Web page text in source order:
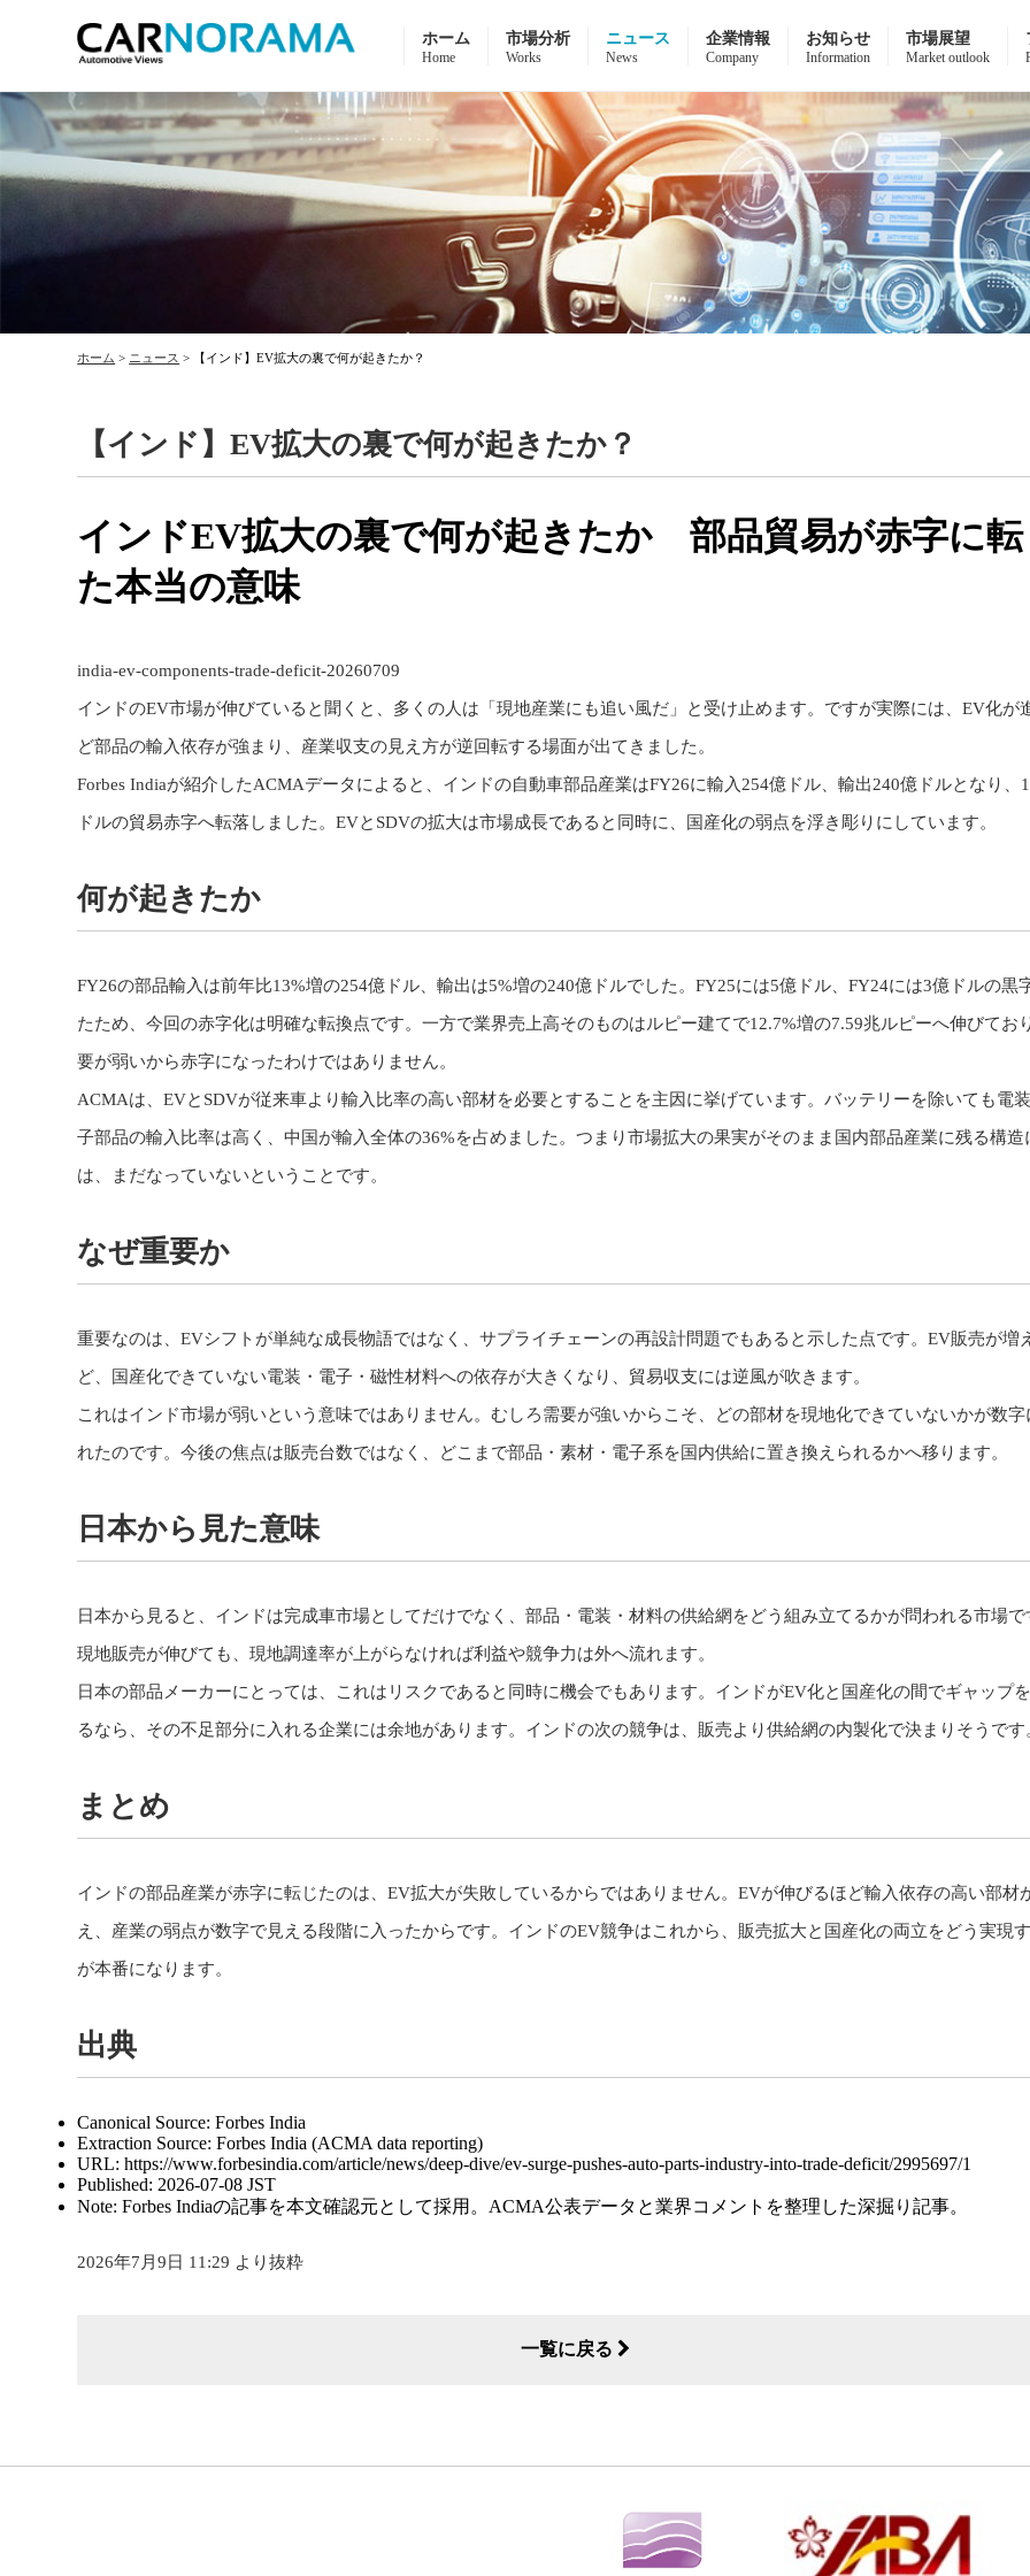
ホーム
Home
市場分析
Works
ニュース
News
企業情報
Company
お知らせ
Information
市場展望
Market outlook
ホーム > ニュース > 【インド】EV拡大の裏で何が起きたか？
【インド】EV拡大の裏で何が起きたか？
インドEV拡大の裏で何が起きたか 部品貿易が赤字に転
た本当の意味
india-ev-components-trade-deficit-20260709
インドのEV市場が伸びていると聞くと、多くの人は「現地産業にも追い風だ」と受け止めます。ですが実際には、EV化が
ど部品の輸入依存が強まり、産業収支の見え方が逆回転する場面が出てきました。
Forbes Indiaが紹介したACMAデータによると、インドの自動車部品産業はFY26に輸入254億ドル、輸出240億ドルとなり、
ドルの貿易赤字へ転落しました。EVとSDVの拡大は市場成長であると同時に、国産化の弱点を浮き彫りにしています。
何が起きたか
FY26の部品輸入は前年比13%増の254億ドル、輸出は5%増の240億ドルでした。FY25には5億ドル、FY24には3億ドルの黒
たため、今回の赤字化は明確な転換点です。一方で業界売上高そのものはルピー建てで12.7%増の7.59兆ルピーへ伸びてお
要が弱いから赤字になったわけではありません。
ACMAは、EVとSDVが従来車より輸入比率の高い部材を必要とすることを主因に挙げています。バッテリーを除いても電
子部品の輸入比率は高く、中国が輸入全体の36%を占めました。つまり市場拡大の果実がそのまま国内部品産業に残る構造
は、まだなっていないということです。
なぜ重要か
重要なのは、EVシフトが単純な成長物語ではなく、サプライチェーンの再設計問題でもあると示した点です。EV販売が増
ど、国産化できていない電装・電子・磁性材料への依存が大きくなり、貿易収支には逆風が吹きます。
これはインド市場が弱いという意味ではありません。むしろ需要が強いからこそ、どの部材を現地化できていないかが数字
れたのです。今後の焦点は販売台数ではなく、どこまで部品・素材・電子系を国内供給に置き換えられるかへ移ります。
日本から見た意味
日本から見ると、インドは完成車市場としてだけでなく、部品・電装・材料の供給網をどう組み立てるかが問われる市場で
現地販売が伸びても、現地調達率が上がらなければ利益や競争力は外へ流れます。
日本の部品メーカーにとっては、これはリスクであると同時に機会でもあります。インドがEV化と国産化の間でギャップを
るなら、その不足部分に入れる企業には余地があります。インドの次の競争は、販売より供給網の内製化で決まりそうです
まとめ
インドの部品産業が赤字に転じたのは、EV拡大が失敗しているからではありません。EVが伸びるほど輸入依存の高い部材
え、産業の弱点が数字で見える段階に入ったからです。インドのEV競争はこれから、販売拡大と国産化の両立をどう実現
が本番になります。
出典
Canonical Source: Forbes India
Extraction Source: Forbes India (ACMA data reporting)
URL: https://www.forbesindia.com/article/news/deep-dive/ev-surge-pushes-auto-parts-industry-into-trade-deficit/2995697/1
Published: 2026-07-08 JST
Note: Forbes Indiaの記事を本文確認元として採用。ACMA公表データと業界コメントを整理した深掘り記事。
2026年7月9日 11:29 より抜粋
一覧に戻る